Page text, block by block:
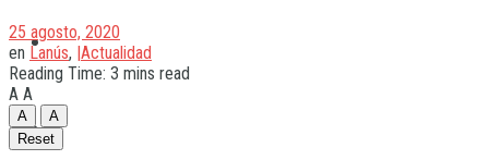
Quilmes
Varela
25 agosto, 2020
en Lanús, |Actualidad
Reading Time: 3 mins read
A A
A
A
Reset